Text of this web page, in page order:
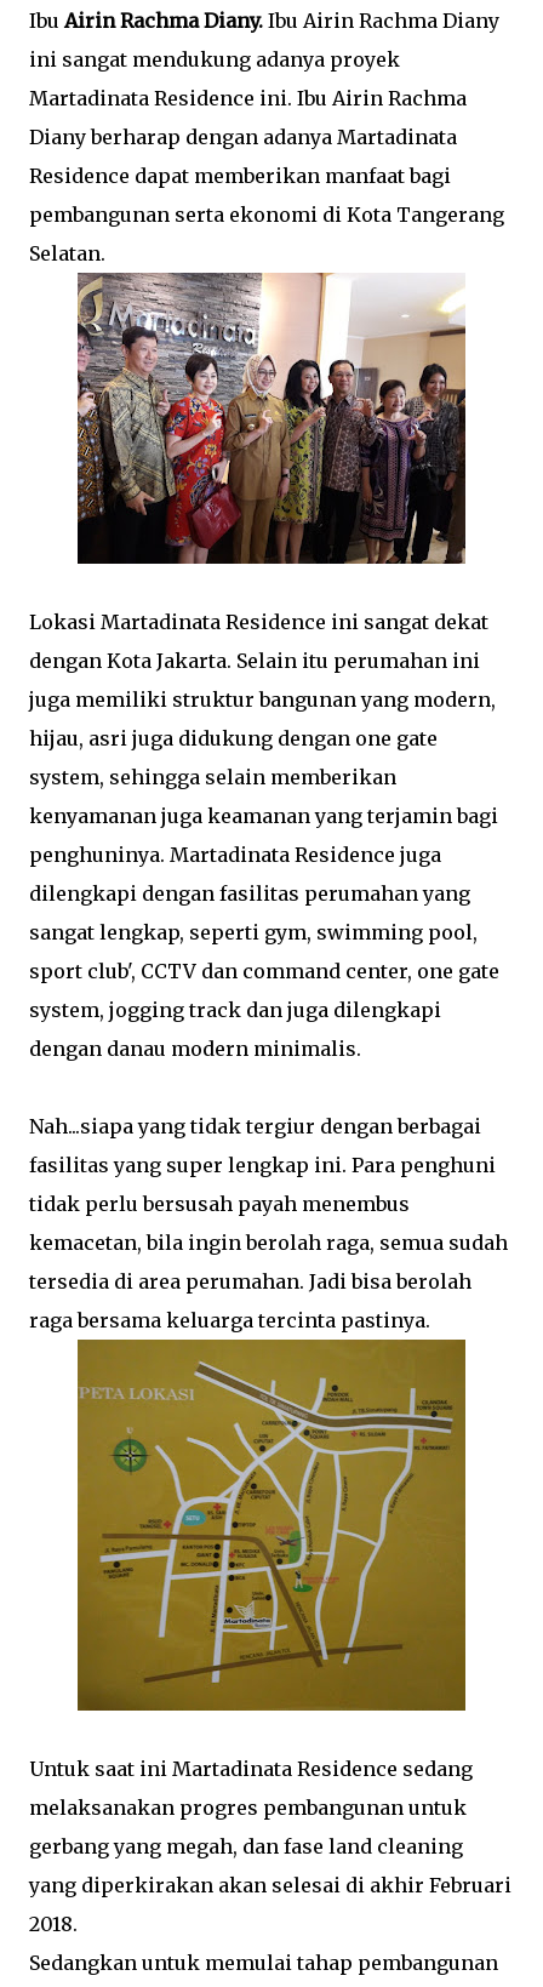
Ibu Airin Rachma Diany. Ibu Airin Rachma Diany
ini sangat mendukung adanya proyek
Martadinata Residence ini. Ibu Airin Rachma
Diany berharap dengan adanya Martadinata
Residence dapat memberikan manfaat bagi
pembangunan serta ekonomi di Kota Tangerang
Selatan.
Lokasi Martadinata Residence ini sangat dekat
dengan Kota Jakarta. Selain itu perumahan ini
juga memiliki struktur bangunan yang modern,
hijau, asri juga didukung dengan one gate
system, sehingga selain memberikan
kenyamanan juga keamanan yang terjamin bagi
penghuninya. Martadinata Residence juga
dilengkapi dengan fasilitas perumahan yang
sangat lengkap, seperti gym, swimming pool,
sport club', CCTV dan command center, one gate
system, jogging track dan juga dilengkapi
dengan danau modern minimalis.
Nah...siapa yang tidak tergiur dengan berbagai
fasilitas yang super lengkap ini. Para penghuni
tidak perlu bersusah payah menembus
kemacetan, bila ingin berolah raga, semua sudah
tersedia di area perumahan. Jadi bisa berolah
raga bersama keluarga tercinta pastinya.
Untuk saat ini Martadinata Residence sedang
melaksanakan progres pembangunan untuk
gerbang yang megah, dan fase land cleaning
yang diperkirakan akan selesai di akhir Februari
2018.
Sedangkan untuk memulai tahap pembangunan